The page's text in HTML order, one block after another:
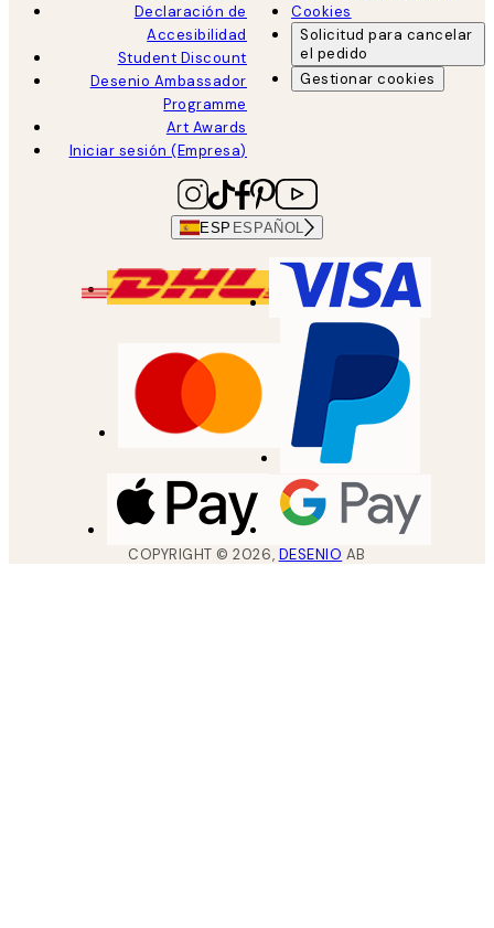
Declaración de
Accesibilidad
Student Discount
Desenio Ambassador
Programme
Art Awards
Iniciar sesión (Empresa)
Cookies
Solicitud para cancelar
el pedido
Gestionar cookies
ESP ESPAÑOL
COPYRIGHT ©2026, DESENIO AB